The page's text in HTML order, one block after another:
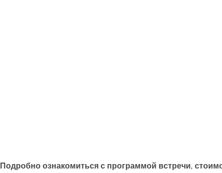
Подробно ознакомиться с программой встречи,